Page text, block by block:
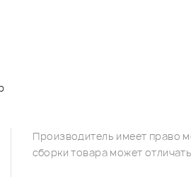
Производитель имеет право
сборки товара может